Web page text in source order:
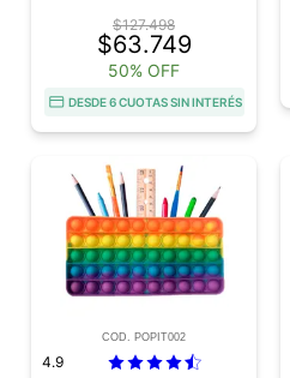
$127.498
$63.749
50% OFF
DESDE 6 CUOTAS SIN INTERÉS
COD. POPIT002
4.9